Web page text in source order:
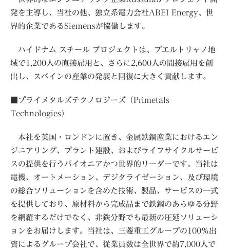
発を主導し、当社の他、独立系電力会社ABEI Energy、世
界的企業であるSiemensが協働します。
ハイドナム スチール プロジェクトは、プエルトリャノ地
域で1,200人の直接雇用と、さらに2,600人の間接雇用を創
出し、スペインの産業の発展と回復に大きく貢献します。
■プライメタルズテクノロジーズ（Primetals
Technologies）
本社を英国・ロンドンに置き、金属鉄鋼産業におけるエン
ジニアリング、プラント建設、およびライフサイクルサービ
スの提供を行うパイオニアかつ世界的リーダーです。当社は
電機、オートメーション、デジタライゼーション、及び環境
の総合ソリューションを含めた技術、製品、サービスの一式
を提供しており、原材料から完成品まで鉄鋼のあらゆる分野
を網羅するだけでなく、非鉄分野でも最新の圧延ソリューシ
ョンをお届けします。当社は、三菱重工グループの100％出
資によるグループ会社で、従業員数は全世界で約7,000人で